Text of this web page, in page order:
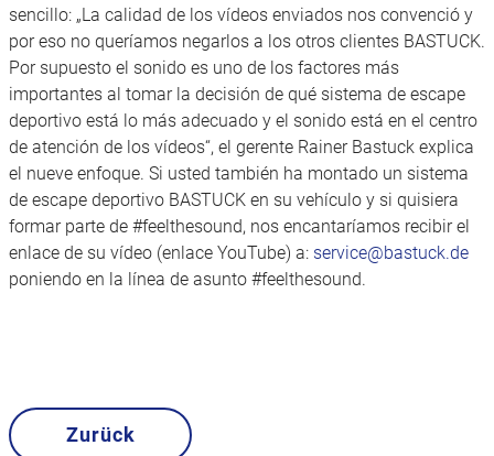
sencillo: „La calidad de los vídeos enviados nos convenció y
por eso no queríamos negarlos a los otros clientes BASTUCK.
Por supuesto el sonido es uno de los factores más
importantes al tomar la decisión de qué sistema de escape
deportivo está lo más adecuado y el sonido está en el centro
de atención de los vídeos“, el gerente Rainer Bastuck explica
el nueve enfoque. Si usted también ha montado un sistema
de escape deportivo BASTUCK en su vehículo y si quisiera
formar parte de #feelthesound, nos encantaríamos recibir el
enlace de su vídeo (enlace YouTube) a: service@bastuck.de
poniendo en la línea de asunto #feelthesound.
Zurück